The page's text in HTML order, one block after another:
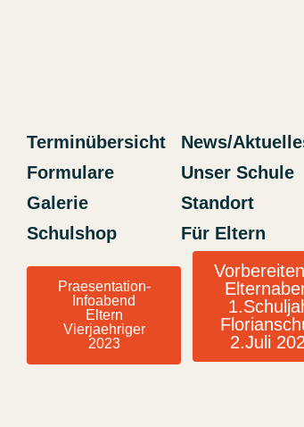
Terminübersicht
Formulare
Galerie
Schulshop
Praesentation-
Infoabend
Eltern
Vierjaehriger
2023
News/
Unser Schule
Standort
Für Eltern
2.Juli